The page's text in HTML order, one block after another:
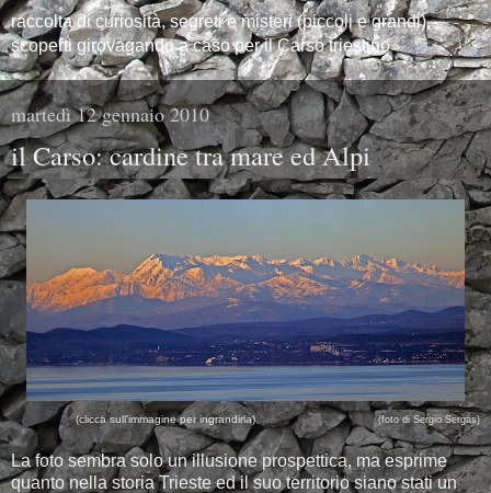
raccolta di curiosità, segreti e misteri (piccoli e grandi),
scoperti girovagando a caso per il Carso triestino
martedì 12 gennaio 2010
il Carso: cardine tra mare ed Alpi
(clicca sull'immagine per ingrandirla) (foto di Sergio Sergas)
La foto sembra solo un illusione prospettica, ma esprime
quanto nella storia Trieste ed il suo territorio siano stati un